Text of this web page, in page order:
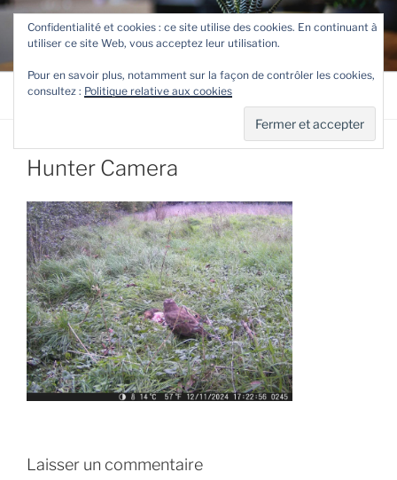
Aller
contenu
principal
TETEVE.FR
Le site de Teteve
Menu
Hunter Camera
Laisser un commentaire
Confidentialité et cookies : ce site utilise des cookies. En continuant à
utiliser ce site Web, vous acceptez leur utilisation.
Pour en savoir plus, notamment sur la façon de contrôler les cookies,
consultez : Politique relative aux cookies